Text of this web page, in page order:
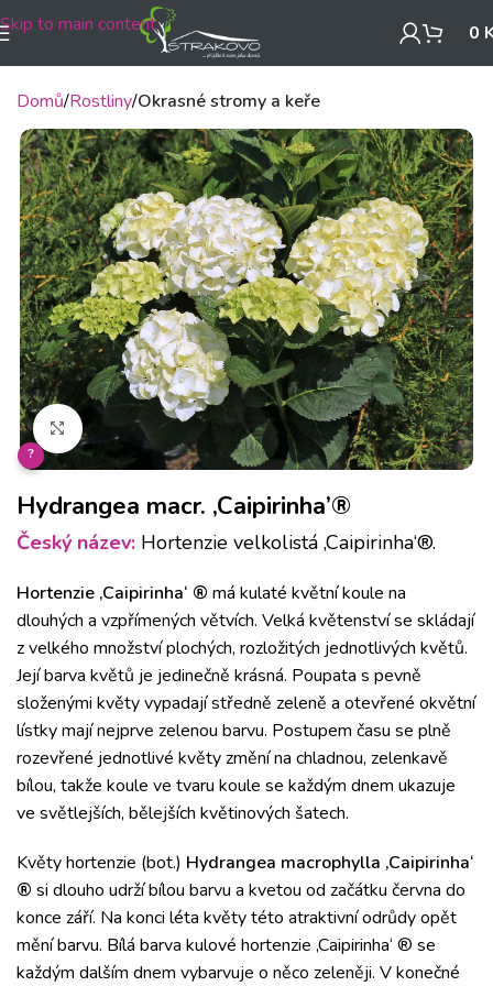
Skip to main content 0
Domů Rostliny Okrasné stromy a keře
Klikněte pro zvětšení
?
Hydrangea macr. ‚Caipirinha’®
Český název: Hortenzie velkolistá ‚Caipirinha‘®.
Hortenzie ‚Caipirinha‘ ® má kulaté květní koule na
dlouhých a vzpřímených větvích. Velká květenství se skládají
z velkého množství plochých, rozložitých jednotlivých květů.
Její barva květů je jedinečně krásná. Poupata s pevně
složenými květy vypadají středně zeleně a otevřené okvětní
lístky mají nejprve zelenou barvu. Postupem času se plně
rozevřené jednotlivé květy změní na chladnou, zelenkavě
bílou, takže koule ve tvaru koule se každým dnem ukazuje
ve světlejších, bělejších květinových šatech.
Květy hortenzie (bot.) Hydrangea macrophylla ‚Caipirinha‘
® si dlouho udrží bílou barvu a kvetou od začátku června do
konce září. Na konci léta květy této atraktivní odrůdy opět
mění barvu. Bílá barva kulové hortenzie ‚Caipirinha‘ ® se
každým dalším dnem vybarvuje o něco zeleněji. V konečné